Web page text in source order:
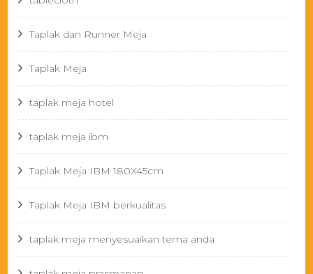
Taplak dan Runner Meja
Taplak Meja
taplak meja hotel
taplak meja ibm
Taplak Meja IBM 180X45cm
Taplak Meja IBM berkualitas
taplak meja menyesuaikan tema anda